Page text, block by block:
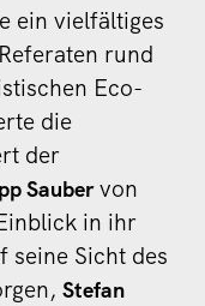
ein vielfältiges
rund
Eco-
die
der
Saubervon
in ihr
seine Sicht des
Stefan